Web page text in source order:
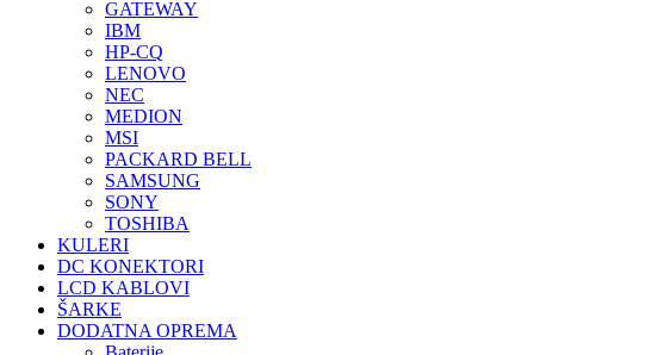
GATEWAY
IBM
HP-CQ
LENOVO
NEC
MEDION
MSI
PACKARD BELL
SAMSUNG
SONY
TOSHIBA
KULERI
DC KONEKTORI
LCD KABLOVI
ŠARKE
DODATNA OPREMA